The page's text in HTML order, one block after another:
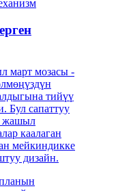
март мозасы -
тийүү
Бул сапаттуу
жашыл
каалаган
мейкиндикке
дизайн.